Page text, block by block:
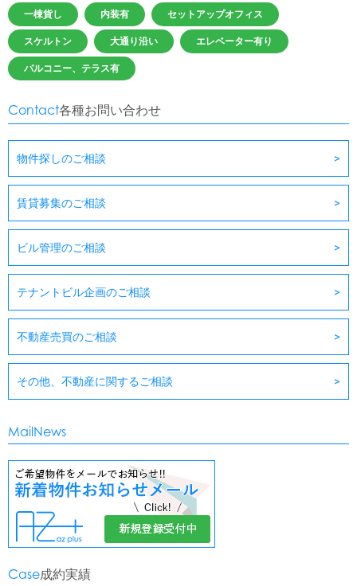
一棟貨し 内装有 セットアップオフィス
スケルトン 大通り沿い エレベーター有り
バルコニー、テラス有
Contact各種お問い合わせ
物件探しのご相談
賃貸募集のご相談
ビル管理のご相談
テナントビル企画のご相談
不動産売買のご相談
その他、不動産に関するご相談
MailNews
Case成約実績